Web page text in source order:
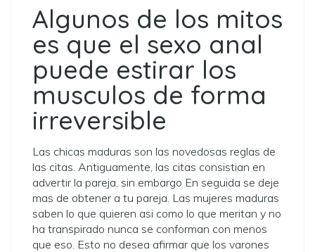
Algunos de los mitos
es que el sexo anal
puede estirar los
musculos de forma
irreversible
Las chicas maduras son las novedosas reglas de
las citas. Antiguamente, las citas consistian en
advertir la pareja, sin embargo En seguida se deje
mas de obtener a tu pareja. Las mujeres maduras
saben lo que quieren asi­ como lo que meritan y no
ha transpirado nunca se conforman con menos
que eso. Esto no desea afirmar que los varones